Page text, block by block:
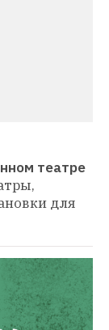
театре
для